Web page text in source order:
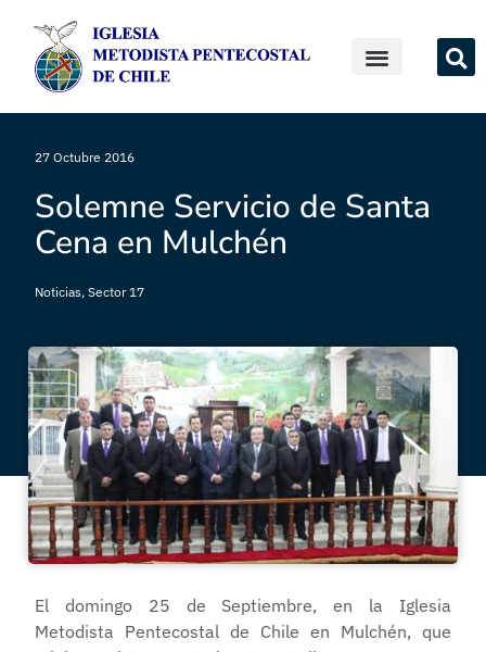
27 Octubre 2016
Solemne Servicio de Santa
Cena en Mulchén
Noticias, Sector 17
El domingo 25 de Septiembre, en la Iglesia
Metodista Pentecostal de Chile en Mulchén, que